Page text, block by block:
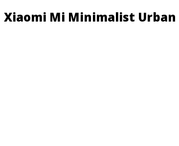
Xiaomi Mi Minimalist Urban